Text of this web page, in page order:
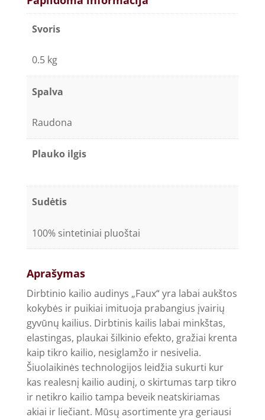
Svoris
0.5 kg
Spalva
Raudona
Plauko ilgis
Sudėtis
100% sintetiniai pluoštai
Aprašymas
Dirbtinio kailio audinys „Faux“ yra labai aukštos
kokybės ir puikiai imituoja prabangius įvairių
gyvūnų kailius. Dirbtinis kailis labai minkštas,
elastingas, plaukai šilkinio efekto, gražiai krenta
kaip tikro kailio, nesiglamžo ir nesivelia.
Šiuolaikinės technologijos leidžia sukurti kur
kas realesnį kailio audinį, o skirtumas tarp tikro
ir netikro kailio tampa beveik neatskiriamas
akiai ir liečiant. Mūsų asortimente yra geriausi